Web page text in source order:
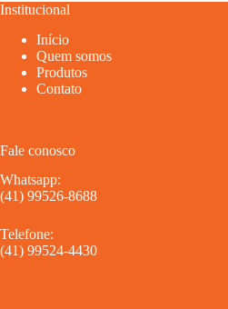
Institucional
Início
Quem somos
Produtos
Contato
Fale conosco
Whatsapp:
(41) 99526-8688
Telefone:
(41) 99524-4430